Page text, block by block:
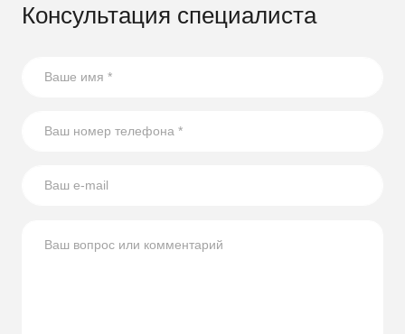
Консультация специалиста